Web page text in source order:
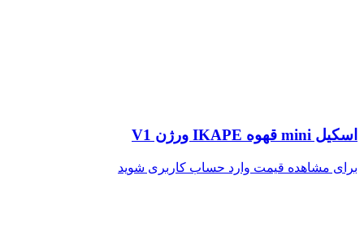
اسکیل mini قهوه IKAPE ورژن V1
برای مشاهده قیمت وارد حساب کاربری شوید